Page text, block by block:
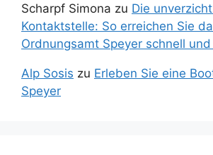
Scharpf Simona zu Die
Kontaktstelle: So erreichen Sie
Ordnungsamt Speyer schnell
Alp Sosis zu Erleben Sie eine
Speyer